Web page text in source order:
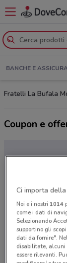
BANCHE E
Fratelli La Bufala
Coupon e
Ci importa
Noi e i nostri 1014
come i dati di
Selezionando
supportino gli
dati da fornire".
disabilitate, alcuni
essere rilevanti.